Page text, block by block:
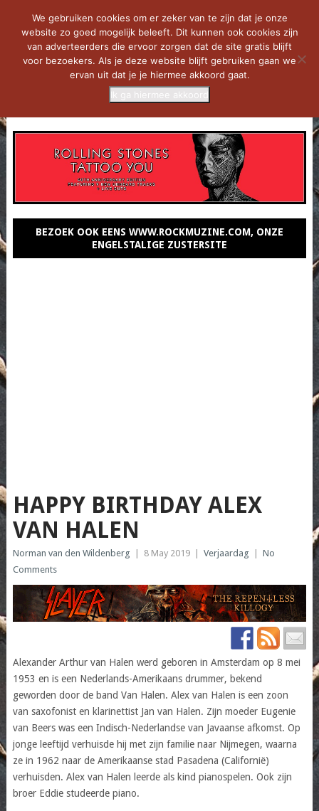
BEZOEK OOK EENS WWW.ROCKMUZINE.COM, ONZE
ENGELSTALIGE ZUSTERSITE
HAPPY BIRTHDAY ALEX
VAN HALEN
Norman van den Wildenberg 8 May 2019 Verjaardag
No
Comments
Alexander Arthur van Halen werd geboren in Amsterdam op 8 mei
1953 en is een Nederlands-Amerikaans drummer, bekend
geworden door de band Van Halen. Alex van Halen is een zoon
van saxofonist en klarinettist Jan van Halen. Zijn moeder Eugenie
van Beers was een Indisch-Nederlandse van Javaanse afkomst. Op
jonge leeftijd verhuisde hij met zijn familie naar Nijmegen, waarna
ze in 1962 naar de Amerikaanse stad Pasadena (Californië)
verhuisden. Alex van Halen leerde als kind pianospelen. Ook zijn
broer Eddie studeerde piano.
We gebruiken cookies om er zeker van te zijn dat je onze
website zo goed mogelijk beleeft. Dit kunnen ook cookies zijn
van adverteerders die ervoor zorgen dat de site gratis blijft
voor bezoekers. Als je deze website blijft gebruiken gaan we
ervan uit dat je je hiermee akkoord gaat.
Ik ga hiermee akkoord